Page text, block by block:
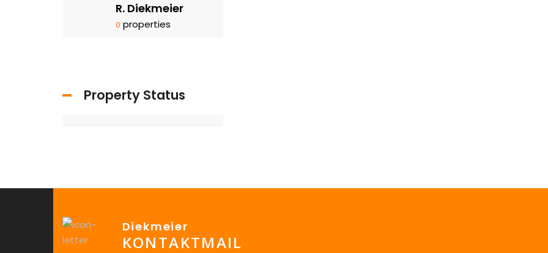
R. Diekmeier
0 properties
Property Status
Diekmeier
KONTAKTMAIL